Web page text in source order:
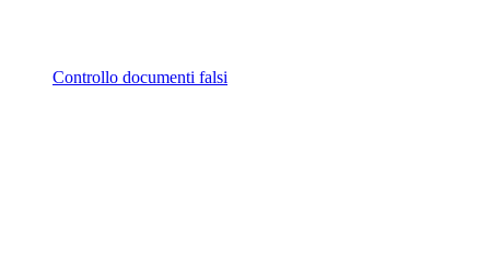
Controllo documenti falsi